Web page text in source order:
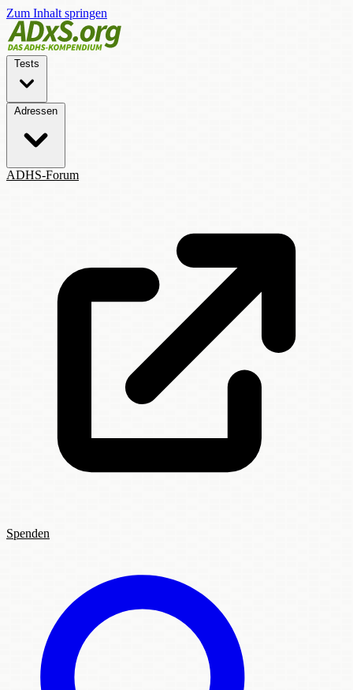
Zum Inhalt springen
Tests
Adressen
ADHS-Forum
Spenden